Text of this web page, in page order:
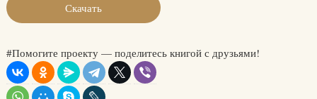
Скачать
#Помогите проекту — поделитесь книгой с друзьями!